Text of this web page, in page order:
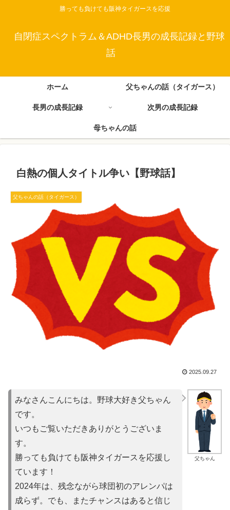
勝っても負けても阪神タイガースを応援
自閉症スペクトラム＆ADHD長男の成長記録と野球
話
ホーム 父ちゃんの話（タイガース）
長男の成長記録 次男の成長記録
母ちゃんの話
白熱の個人タイトル争い【野球話】
父ちゃんの話（タイガース）
2025.09.27
父ちゃん
みなさんこんにちは。野球大好き父ちゃん
です。
いつもご覧いただきありがとうございま
す。
勝っても負けても阪神タイガースを応援し
ています！
2024年は、残念ながら球団初のアレンパは
成らず。でも、またチャンスはあると信じ